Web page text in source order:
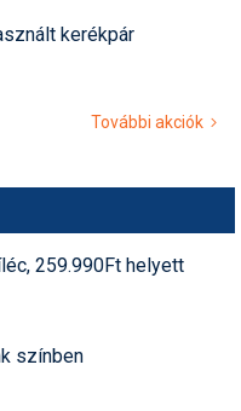
kerékpár
További akciók
259.990Ft helyett
színben